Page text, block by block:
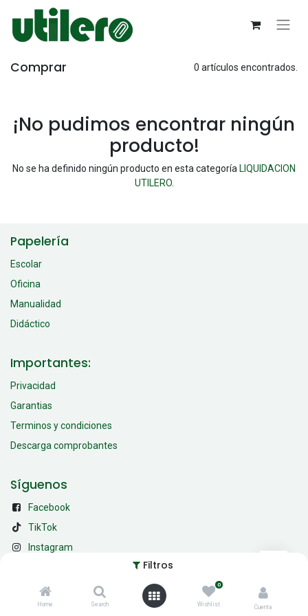
Filtros
Home Search
0
Wishlist Cuenta
Comprar 0 artículos encontrados.
¡No pudimos encontrar ningún
producto!
No se ha definido ningún producto en esta categoría LIQUIDACION
UTILERO.
Papelería
Escolar
Oficina
Manualidad
Didáctico
Importantes:
Privacidad
Garantias
Terminos y condiciones
Descarga comprobantes
Síguenos
Facebook
TikTok
Instagram
Contactar
utilerooficial@gmail.com